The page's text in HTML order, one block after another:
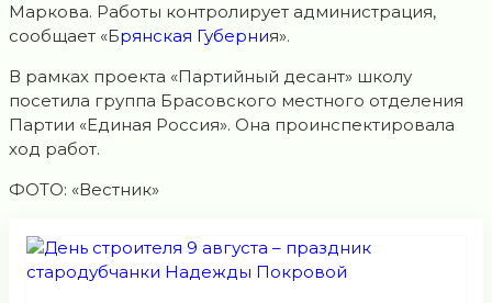
Маркова. Работы контролирует администрация,
сообщает «Брянская Губерния».
В рамках проекта «Партийный десант» школу
посетила группа Брасовского местного отделения
Партии «Единая Россия». Она проинспектировала
ход работ.
ФОТО: «Вестник»